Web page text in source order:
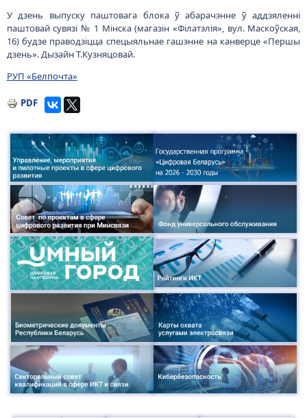
У дзень выпуску паштовага блока ў абарачэнне ў аддзяленні
паштовай сувязі № 1 Мінска (магазін «Філатэлія», вул. Маскоўская,
16) будзе праводзіцца спецыяльнае гашэнне на канверце «Першы
дзень». Дызайн Т.Кузняцовай.
РУП «Белпочта»
PDF